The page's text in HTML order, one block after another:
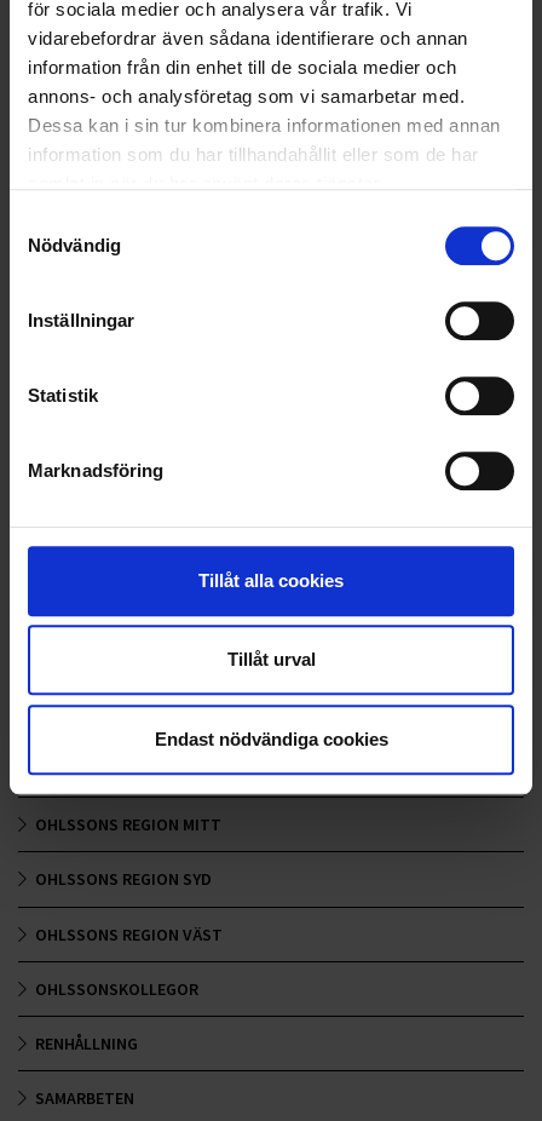
för sociala medier och analysera vår trafik. Vi
vidarebefordrar även sådana identifierare och annan
information från din enhet till de sociala medier och
annons- och analysföretag som vi samarbetar med.
Dessa kan i sin tur kombinera informationen med annan
information som du har tillhandahållit eller som de har
Nödvändig
Inställningar
Statistik
Marknadsföring
Tillåt alla cookies
Tillåt urval
Endast nödvändiga cookies
LÄS MER
2025-02-26
Air Liquide och Ohlssons i nytt samarbete
LÄS MER
Ohlssons utökar samarbetet med Tyresö
Nyheter
LANDSKRONA
NYA UPPDRAG
OHLSSONS REGION MITT
OHLSSONS REGION SYD
OHLSSONS REGION VÄST
OHLSSONSKOLLEGOR
RENHÅLLNING
SAMARBETEN